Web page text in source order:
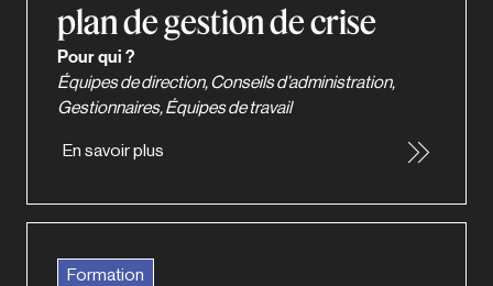
plan de gestion de crise
Pour qui ?
Équipes de direction, Conseils d’administration,
Gestionnaires, Équipes de travail
En savoir plus
Formation